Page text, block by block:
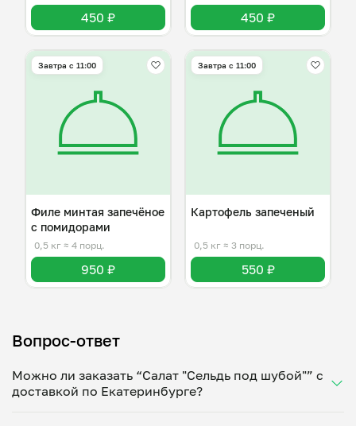
450 ₽ 450 ₽
Завтра c 11:00
Филе минтая запечёное
с помидорами
0,5 кг ≈ 4 порц.
950 ₽
Завтра c 11:00
Картофель запеченый
0,5 кг ≈ 3 порц.
550 ₽
Вопрос-ответ
Можно ли заказать “Салат "Сельдь под шубой"” с
доставкой по Екатеринбурге?